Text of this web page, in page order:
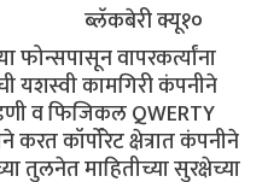
क्यू१०
वापरकर्त्यांना
यशस्वी कामगिरी कंपनीने
व फिजिकल QWERTY
करत कॉर्पोरेट क्षेत्रात कंपनीने
तुलनेत माहितीच्या सुरक्षेच्या